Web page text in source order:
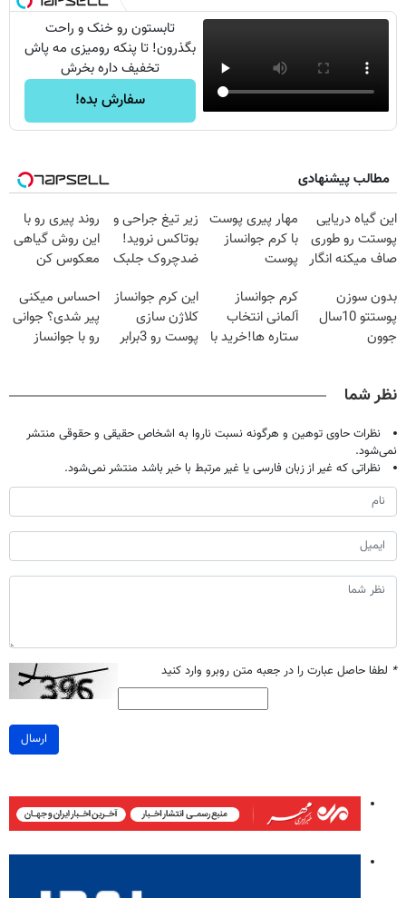
تابستون رو خنک و راحت
بگذرون! تا پنکه رومیزی مه پاش
تخفیف داره بخرش
سفارش بده!
مطالب پیشنهادی
این گیاه دریایی
پوستت رو طوری
صاف میکنه انگار
شدی🔥
مهار پیری پوست
با کرم جوانساز
پوست
ویژه تا امشب)
زیر تیغ جراحی و
بوتاکس نروید!
ضدچروک جلبک
روند پیری رو با
این روش گیاهی
معکوس کن
بدون سوزن
پوستتو 10سال
جوون
کرم جوانساز
آلمانی انتخاب
ستاره ها!خرید با
این کرم جوانساز
کلاژن سازی
پوست رو 3برابر
احساس میکنی
پیر شدی؟ جوانی
رو با جوانساز
نظر شما
نظرات حاوی توهین و هرگونه نسبت ناروا به اشخاص حقیقی و حقوقی منتشر
نمی‌شود.
نظراتی که غیر از زبان فارسی یا غیر مرتبط با خبر باشد منتشر نمی‌شود.
* لطفا حاصل عبارت را در جعبه متن روبرو وارد کنید
ارسال